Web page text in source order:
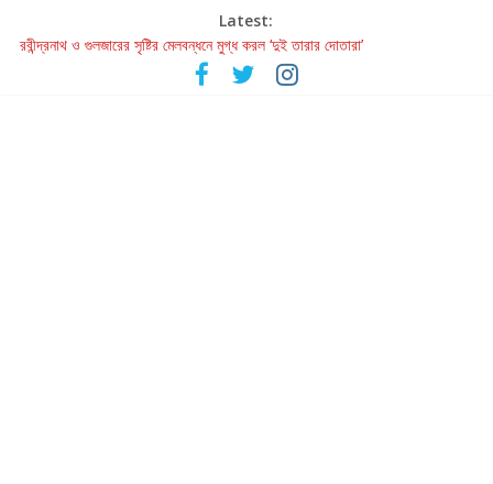
Latest:
রবীন্দ্রনাথ ও গুলজারের সৃষ্টির মেলবন্ধনে মুগ্ধ করল ‘দুই তারার দোতারা’
কলের গান থেকে রীলস্ — বাঙালির গান শোনার বিবর্তনের গল্প
জগন্নাথমঙ্গলম্ — বাংলায় প্রথমবার মঞ্চে এবার রথযাত্রার উদযাপন